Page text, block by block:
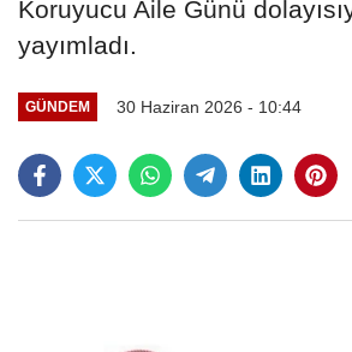
Koruyucu Aile Günü
yayımladı.
GÜNDEM 30 Haziran 2026 - 10:44